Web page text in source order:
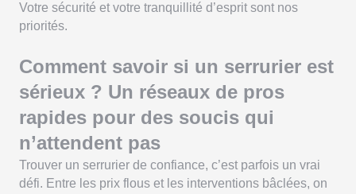
Votre sécurité et votre tranquillité d’esprit sont nos
priorités.
Comment savoir si un serrurier est
sérieux ? Un réseaux de pros
rapides pour des soucis qui
n’attendent pas
Trouver un serrurier de confiance, c’est parfois un vrai
défi. Entre les prix flous et les interventions bâclées, on